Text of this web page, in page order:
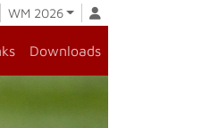
WM 2026
Downloads